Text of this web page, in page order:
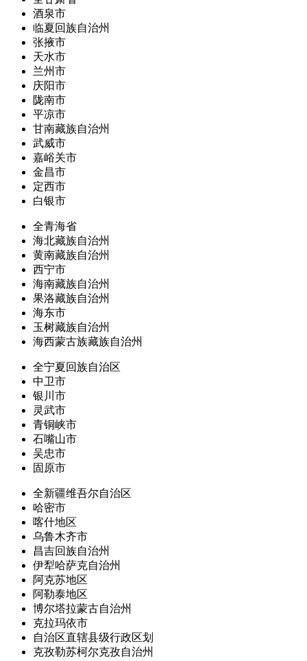
酒泉市
临夏回族自治州
张掖市
天水市
兰州市
庆阳市
陇南市
平凉市
甘南藏族自治州
武威市
嘉峪关市
金昌市
定西市
白银市
全青海省
海北藏族自治州
黄南藏族自治州
西宁市
海南藏族自治州
果洛藏族自治州
海东市
玉树藏族自治州
海西蒙古族藏族自治州
全宁夏回族自治区
中卫市
银川市
灵武市
青铜峡市
石嘴山市
吴忠市
固原市
全新疆维吾尔自治区
哈密市
喀什地区
乌鲁木齐市
昌吉回族自治州
伊犁哈萨克自治州
阿克苏地区
阿勒泰地区
博尔塔拉蒙古自治州
克拉玛依市
自治区直辖县级行政区划
克孜勒苏柯尔克孜自治州